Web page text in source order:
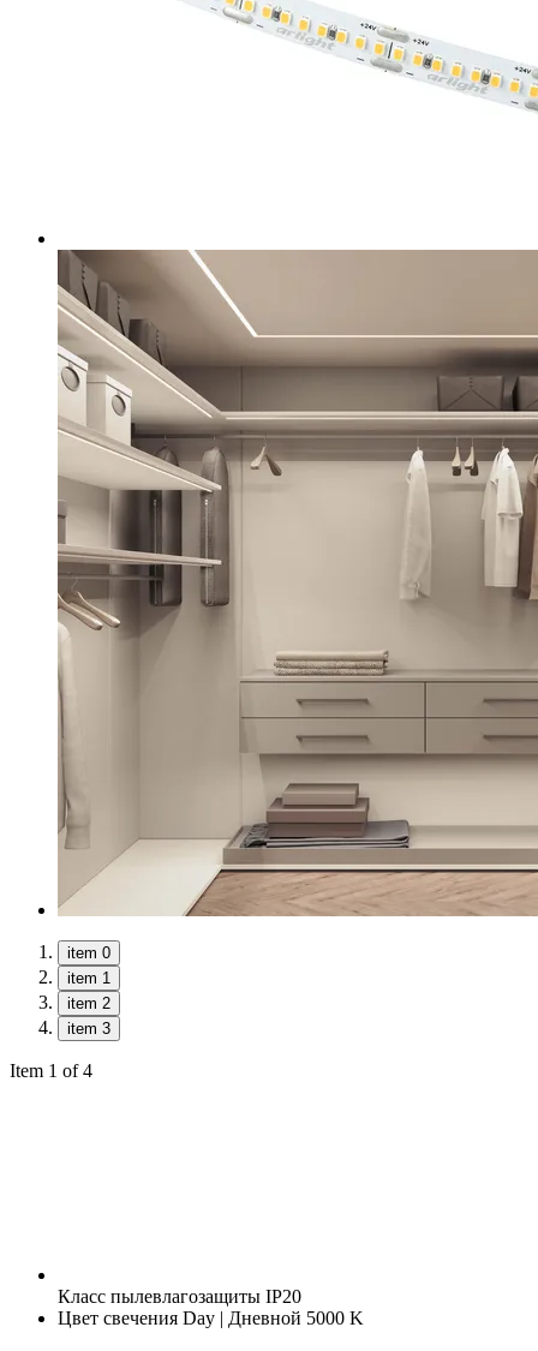
item 0
item 1
item 2
item 3
Item 1 of 4
Класс пылевлагозащиты IP20
Цвет свечения Day | Дневной 5000 K